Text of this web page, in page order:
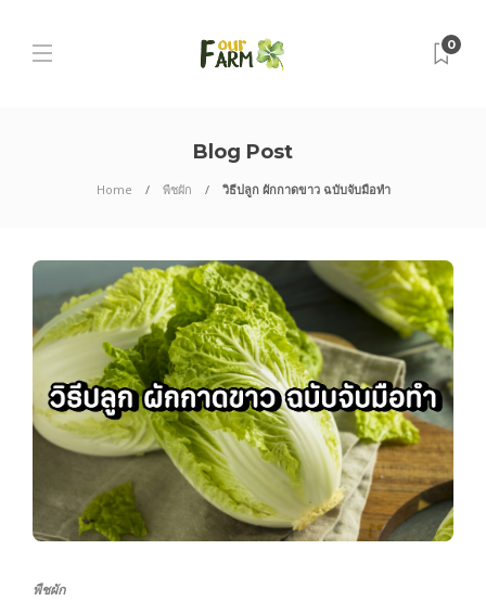
0
Blog Post
Home พืชผัก วิธีปลูก ผักกาดขาว ฉบับจับมือทำ
พืชผัก